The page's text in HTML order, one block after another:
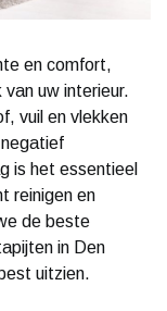
en comfort,
uw interieur.
vuil en vlekken
is het essentieel
reinigen en
de beste
in Den
uitzien.